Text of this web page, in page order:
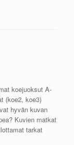
koejuoksut A-
(koe2, koe3)
hyvän kuvan
Kuvien matkat
tarkat